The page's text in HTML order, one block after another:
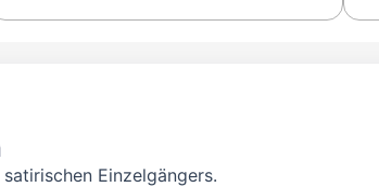
Einzelgängers.